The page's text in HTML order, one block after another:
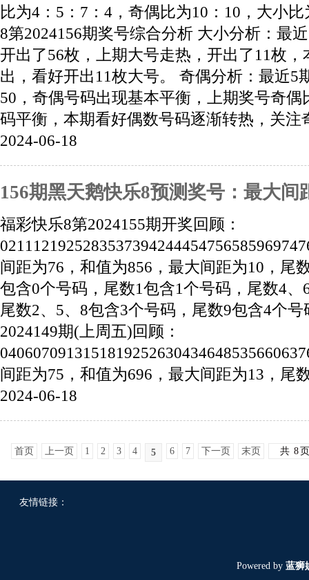
比为4：5：7：4，奇偶比为10：10，大小
8第2024156期奖号综合分析 大小分析：最
开出了56枚，上期大号走热，开出了11枚
出，看好开出11枚大号。 奇偶分析：最近5
50，奇偶号码出现基本平衡，上期奖号奇偶
码平衡，本期看好偶数号码逐渐转热，关注
2024-06-18
156期黑天鹅快乐8预测奖号：最大间
福彩快乐8第2024155期开奖回顾：
间距为76，和值为856，最大间距为10，尾
包含0个号码，尾数1包含1个号码，尾数4、
尾数2、5、8包含3个号码，尾数9包含4个
2024149期(上周五)回顾：
间距为75，和值为696，最大间距为13，尾
2024-06-18
首页 上一页 1 2 3 4 5 6 7 下一页 末页 共 8页
友情链接：
Powered by 蓝狮